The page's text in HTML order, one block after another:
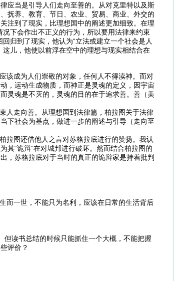
应当是引导人们走向至善的。从对克里特以及斯
抚养、教育、节日、农业、贸易、商业、外交的
注到了现实，比理想国中的阐述更加细致。在理
下会作出不正义的行为，所以要用法律来约束
归到了现实，他认为“立法或建立一个社会是人
儿，他使以前浮在空中的理想与现实相结合在
该成为人们崇敬的对象，任何人不得渎神。而对
，运动生成物质，而神正是灵魂的定义，因宇宙
灵魂是不灭的，灵魂的目的在于追求善。善（美
人走向善。从理想国到法律篇，柏拉图关于法律
下社会为基点，做进一步的阐述与引导（走向至
拉图还借他人之言对苏格拉底进行的赞扬。我认
其“诡辩”在对城邦进行破坏。然而结合柏拉图的
，苏格拉底对于当时的真正的诡辩家是持着批判
而一世，不能只为名利，应该在日常的生活背后
读书总结的时候只能抓住一个大概，不能把握
评价？